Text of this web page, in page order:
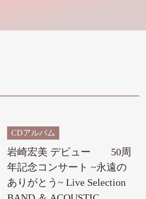
CDアルバム
岩崎宏美 デビュー 50周
年記念コンサート ~永遠の
ありがとう~ Live Selection